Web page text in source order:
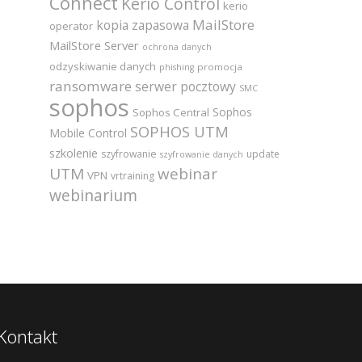
kerio
operator kopia zapasowa MailStore
MailStore Server ochrona danych
odzyskiwanie danych phishing promocja
ransomware serwer pocztowy SMC
sophos Sophos Central Sophos
Mobile Control SOPHOS UTM
szkolenie szyfrowanie szyfrowanie danych update
UTM VPN vrtraining webinar
webinarium